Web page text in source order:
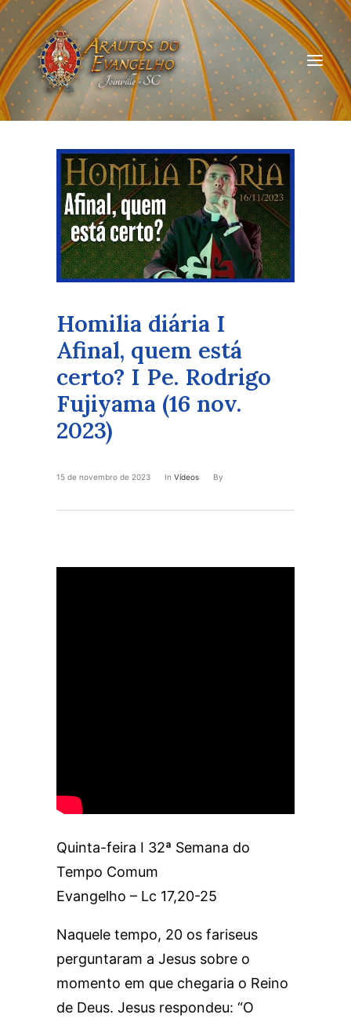
HOME
QUEM SOMOS
ARAUTOS JOINVILLE
CURSOS ON-LINE
Homilia diária I
Afinal, quem está
certo? I Pe. Rodrigo
Fujiyama (16 nov.
2023)
15 de novembro de 2023 In Vídeos By
Quinta-feira I 32ª Semana do
Tempo Comum
Evangelho – Lc 17,20-25
Naquele tempo, 20 os fariseus
perguntaram a Jesus sobre o
momento em que chegaria o Reino
de Deus. Jesus respondeu: “O